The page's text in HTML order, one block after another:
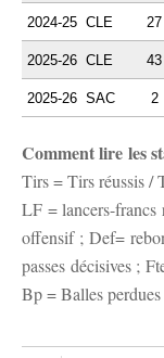
2024-25 CLE 27
2025-26 CLE 43
2025-26 SAC 2
Comment lire les
Tirs = Tirs réussis /
LF = lancers-francs
offensif ; Def=
passes décisives ;
Bp = Balles